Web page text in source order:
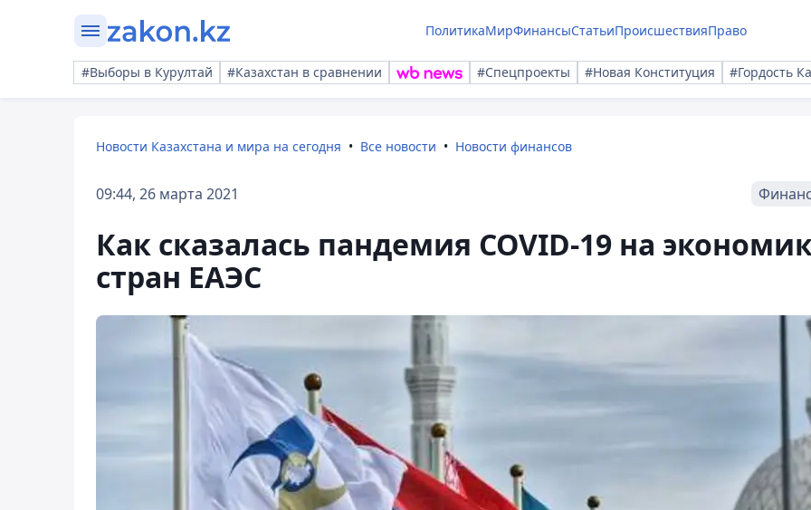
ПолитикаМирФинансыСтатьиПроисшествияПраво
#Выборы в Курултай #Казахстан в сравнении #Спецпроекты #Новая Конституция #Гордость
Новости Казахстана и мира на сегодня Все новости Новости финансов
09:44, 26 марта 2021
Как сказалась пандемия COVID-19 на
стран ЕАЭС